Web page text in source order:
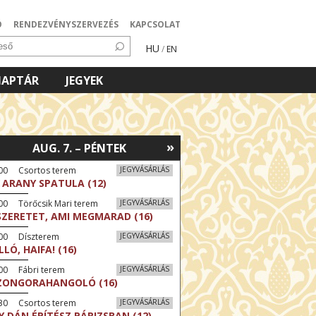
RENDEZVÉNYSZERVEZÉS KAPCSOLAT
HU / EN
JEGYEK
»
AUG. 7. – PÉNTEK
JEGYVÁSÁRLÁS
Csortos terem
SPATULA (12)
JEGYVÁSÁRLÁS
Törőcsik Mari terem
AMI MEGMARAD (16)
JEGYVÁSÁRLÁS
Díszterem
HAIFA! (16)
JEGYVÁSÁRLÁS
Fábri terem
(16)
JEGYVÁSÁRLÁS
Csortos terem